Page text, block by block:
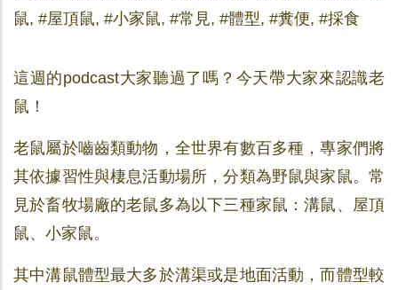
鼠, #屋頂鼠, #小家鼠, #常見, #體型, #糞便, #採食
這週的podcast大家聽過了嗎？今天帶大家來認識老
鼠！
老鼠屬於嚙齒類動物，全世界有數百多種，專家們將
其依據習性與棲息活動場所，分類為野鼠與家鼠。常
見於畜牧場廠的老鼠多為以下三種家鼠：溝鼠、屋頂
鼠、小家鼠。
其中溝鼠體型最大多於溝渠或是地面活動，而體型較